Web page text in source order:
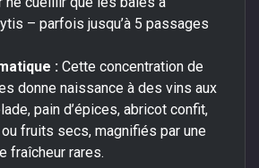
– parfois jusqu’à 5 passages
: Cette concentration de
donne naissance à des vins aux
pain d’épices, abricot confit,
fruits secs, magnifiés par une
fraîcheur rares.